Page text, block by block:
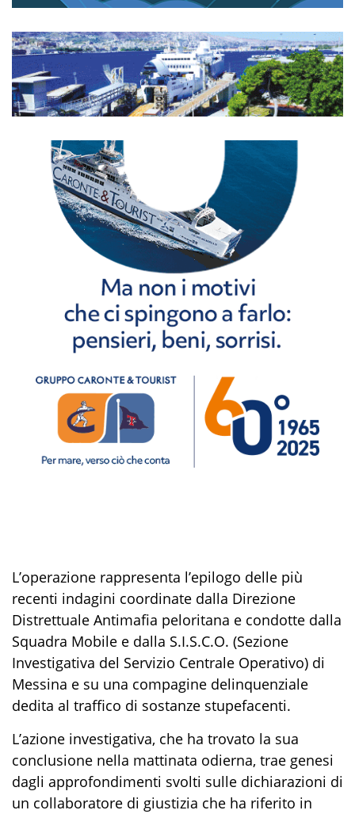
L’operazione rappresenta l’epilogo delle più
recenti indagini coordinate dalla Direzione
Distrettuale Antimafia peloritana e condotte dalla
Squadra Mobile e dalla S.I.S.C.O. (Sezione
Investigativa del Servizio Centrale Operativo) di
Messina e su una compagine delinquenziale
dedita al traffico di sostanze stupefacenti.
L’azione investigativa, che ha trovato la sua
conclusione nella mattinata odierna, trae genesi
dagli approfondimenti svolti sulle dichiarazioni di
un collaboratore di giustizia che ha riferito in